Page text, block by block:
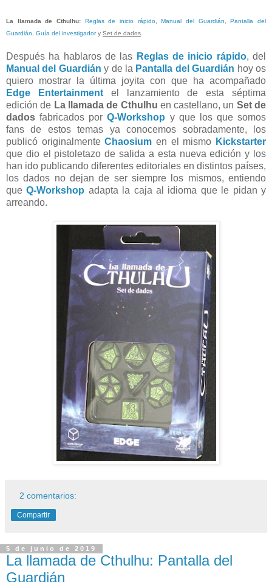
La llamada de Cthulhu: Reglas de inicio rápido, Manual del Guardián, Pantalla del
Guardián, Guía del investigadory Set de dados.
Después ha hablaros de las Reglas de inicio rápido, del
Manual del Guardián y de la Pantalla del Guardián hoy os
quiero mostrar la última joyita con que ha acompañado
Edge Entertainmentel lanzamiento de esta séptima
edición de La llamada de Cthulhu en castellano, un Set de
dados fabricados porQ-Workshop y que los que somos
fans de estos temas ya conocemos sobradamente, los
publicó originalmenteChaosium en el mismo Kickstarter
que dio el pistoletazo de salida a esta nueva edición y los
han ido publicando diferentes editoriales en distintos países,
los dados no dejan de ser siempre los mismos, entiendo
queQ-Workshop adapta la caja al idioma que le pidan y
arreando.
2 comentarios:
Compartir
5 de junio de 2019
La llamada de Cthulhu: Pantalla del
Guardián